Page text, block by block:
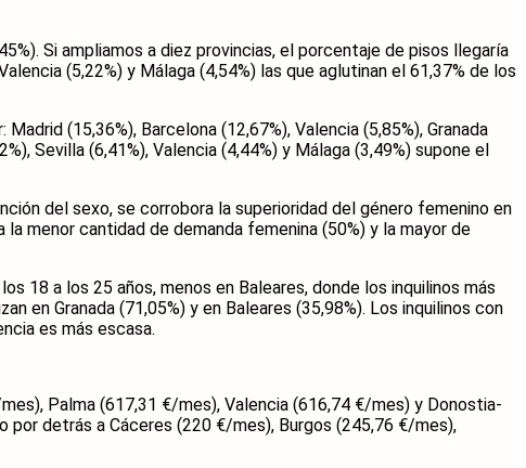
Si ampliamos a diez provincias, el porcentaje de pisos llegaría
(5,22%) y Málaga (4,54%) las que aglutinan el 61,37% de los
(15,36%), Barcelona (12,67%), Valencia (5,85%), Granada
Sevilla (6,41%), Valencia (4,44%) y Málaga (3,49%) supone el
del sexo, se corrobora la superioridad del género femenino en
menor cantidad de demanda femenina (50%) y la mayor de
18 a los 25 años, menos en Baleares, donde los inquilinos más
en Granada (71,05%) y en Baleares (35,98%). Los inquilinos con
es más escasa.
Palma (617,31 €/mes), Valencia (616,74 €/mes) y Donostia-
por detrás a Cáceres (220 €/mes), Burgos (245,76 €/mes),